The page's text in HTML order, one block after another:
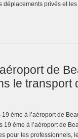
privés et
de
le transport
ème à l’aéroport de
ème à l’aéroport de
pour les professionnels,